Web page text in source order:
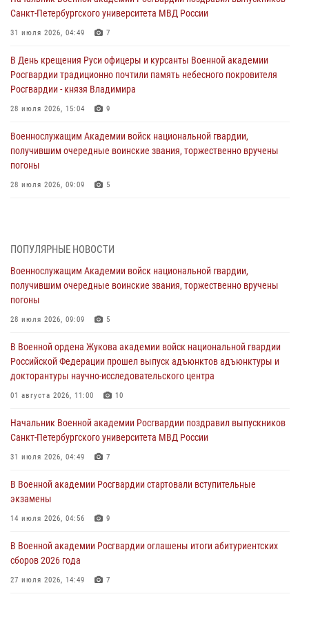
Санкт-Петербургского университета МВД России
31 июля 2026, 04:49 7
В День крещения Руси офицеры и курсанты Военной академии
Росгвардии традиционно почтили память небесного покровителя
Росгвардии - князя Владимира
28 июля 2026, 15:04 9
Военнослужащим Академии войск национальной гвардии,
получившим очередные воинские звания, торжественно вручены
погоны
28 июля 2026, 09:09 5
27 июля 2026, 14:49 7
Военная академия информирует!
23 июля 2026, 04:51
Курсант Военной академии войск национальной гвардии принял
22 июля 2026, 09:41
Мастер‑класс по стрельбе: точность, тактика, профессионализм
20 июля 2026, 11:17
108 лет со дня образования подразделений связи войск
ПОПУЛЯРНЫЕ НОВОСТИ
Военнослужащим Академии войск национальной гвардии,
получившим очередные воинские звания, торжественно вручены
погоны
28 июля 2026, 09:09 5
В Военной ордена Жукова академии войск национальной гвардии
Российской Федерации прошел выпуск адъюнктов адъюнктуры и
докторантуры научно-исследовательского центра
01 августа 2026, 11:00 10
Начальник Военной академии Росгвардии поздравил выпускников
Санкт-Петербургского университета МВД России
31 июля 2026, 04:49 7
В Военной академии Росгвардии стартовали вступительные
экзамены
14 июля 2026, 04:56 9
В Военной академии Росгвардии оглашены итоги абитуриентских
сборов 2026 года
27 июля 2026, 14:49 7